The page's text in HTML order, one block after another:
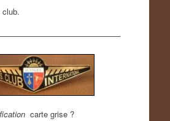
club.
carte grise ?